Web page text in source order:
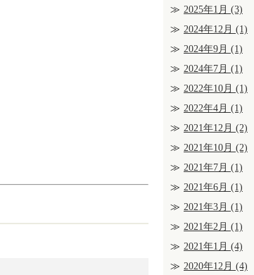
2025年1月 (3)
2024年12月 (1)
2024年9月 (1)
2024年7月 (1)
2022年10月 (1)
2022年4月 (1)
2021年12月 (2)
2021年10月 (2)
2021年7月 (1)
2021年6月 (1)
2021年3月 (1)
2021年2月 (1)
2021年1月 (4)
2020年12月 (4)